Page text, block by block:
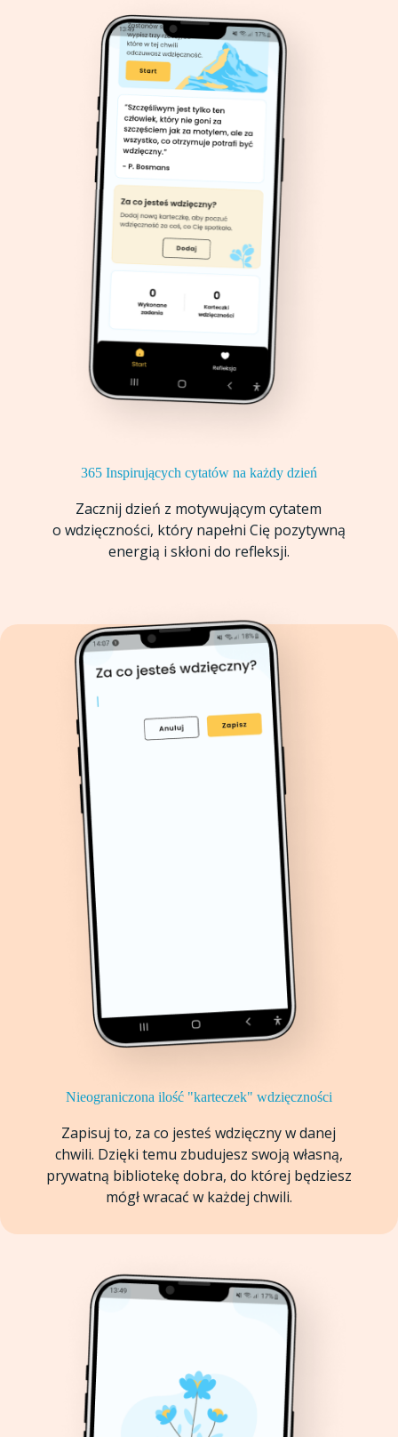
365 Inspirujących cytatów na każdy dzień
Zacznij dzień z motywującym cytatem
o wdzięczności, który napełni Cię pozytywną
energią i skłoni do refleksji.
Nieograniczona ilość "karteczek" wdzięczności
Zapisuj to, za co jesteś wdzięczny w danej
chwili. Dzięki temu zbudujesz swoją własną,
prywatną bibliotekę dobra, do której będziesz
mógł wracać w każdej chwili.